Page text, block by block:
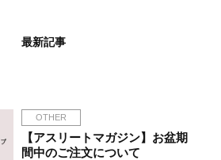
最新記事
OTHER
【アスリートマガジン】お盆期
間中のご注文について